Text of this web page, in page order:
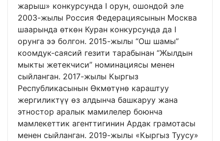
жарыш» конкурсунда I орун, ошондой эле
2003-жылы Россия Федерациясынын Москва
шаарында өткөн Куран конкурсунда да I
орунга ээ болгон. 2015-жылы “Ош шамы”
коомдук-саясий гезити тарабынан “Жылдын
мыкты жетекчиси” номинациясы менен
сыйланган. 2017-жылы Кыргыз
Республикасынын Өкмөтүнө караштуу
жергиликтүү өз алдынча башкаруу жана
этностор аралык мамилелер боюнча
мамлекеттик агенттигинин Ардак грамотасы
менен сыйланган. 2019-жылы «Кыргыз Туусу»